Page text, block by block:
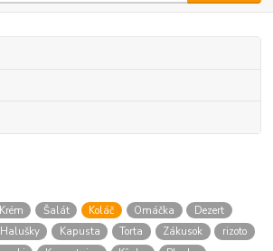
Krém Šalát Koláč Omáčka
Dezert
Halušky Kapusta Torta Zákusok
rizoto